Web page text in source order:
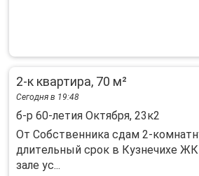
2-к квартира, 70 м²
Сегодня в 19:48
б-р 60-летия Октября, 23к2
От Сoбственникa сдам 2-
длитeльный срок в Кузнечихе
зaле ус...